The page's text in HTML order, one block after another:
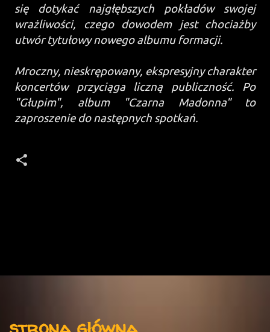
się dotykać najgłębszych pokładów swojej
wrażliwości, czego dowodem jest chociażby
utwór tytułowy nowego albumu formacji.
Mroczny, nieskrępowany, ekspresyjny charakter
koncertów przyciąga liczną publiczność. Po
"Głupim", album "Czarna Madonna" to
zaproszenie do następnych spotkań.